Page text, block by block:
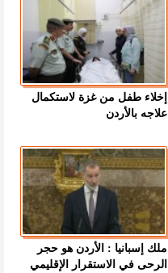
إخلاء طفل من غزة لاستكمال
علاجه بالأردن
ملك إسبانيا : الأردن هو حجر
الرحى في الاستقرار الإقليمي